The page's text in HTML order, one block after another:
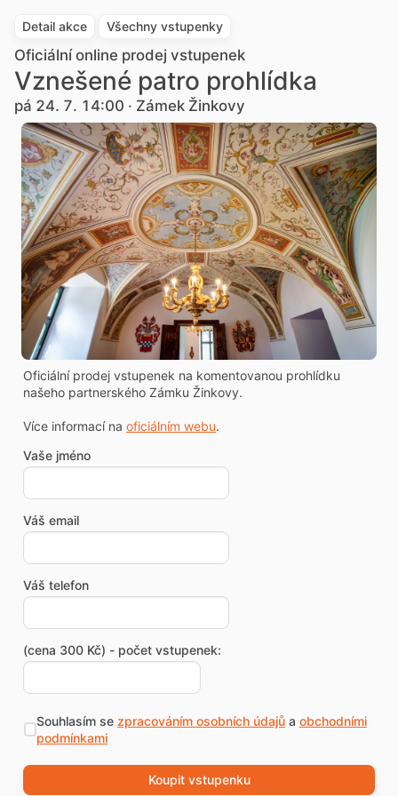
Detail akce Všechny vstupenky
Oficiální online prodej vstupenek
Vznešené patro prohlídka
pá 24. 7. 14:00 · Zámek Žinkovy
Oficiální prodej vstupenek na komentovanou prohlídku
našeho partnerského Zámku Žinkovy.
Více informací na oficiálním webu.
Vaše jméno
Váš email
Váš telefon
(cena 300 Kč) - počet vstupenek:
Souhlasím se zpracováním osobních údajůa obchodními
podmínkami
Koupit vstupenku